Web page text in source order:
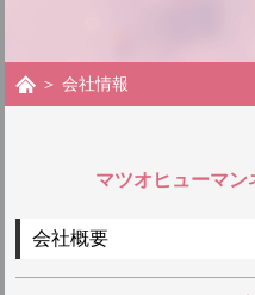
＞ 会社情報
マツオヒューマン
会社概要